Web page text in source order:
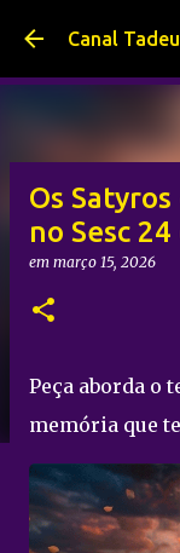
Canal
Os
no Sesc
em março 15, 2026
Peça aborda o
memória que